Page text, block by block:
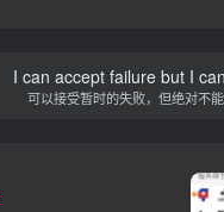
I can accept failure but I
可以接受暂时的失败，但绝对不